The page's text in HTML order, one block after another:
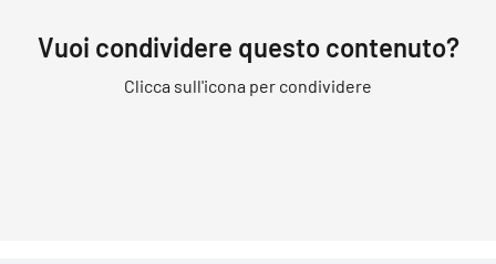
Vuoi condividere questo contenuto?
Clicca sull'icona per condividere